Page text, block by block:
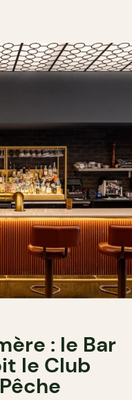
: le Bar
le Club